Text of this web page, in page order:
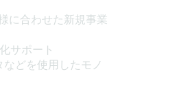
に合わせた新規事業
サポート
どを使用したモノ